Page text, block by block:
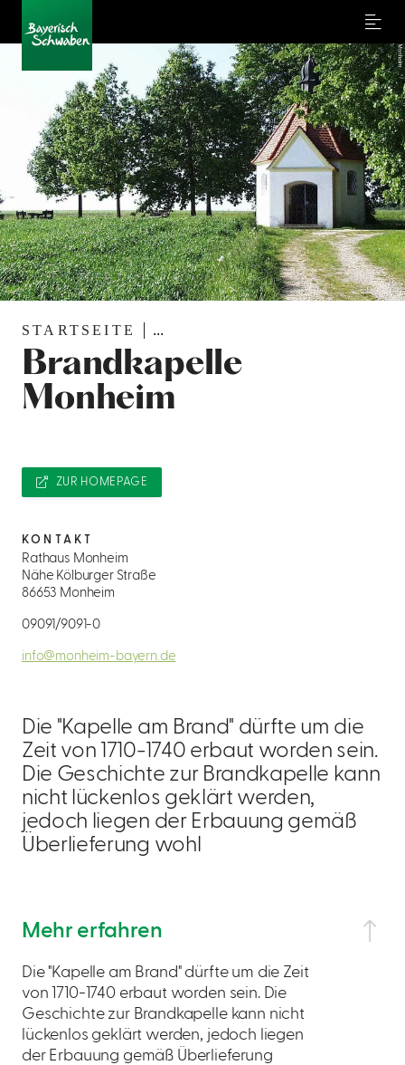
Menu
STARTSEITE ...
Brandkapelle
Monheim
Die "Kapelle am Brand" dürfte um die
Zeit von 1710-1740 erbaut worden sein.
Die Geschichte zur Brandkapelle kann
nicht lückenlos geklärt werden,
jedoch liegen der Erbauung gemäß
Überlieferung wohl
Mehr erfahren
Die "Kapelle am Brand" dürfte um die Zeit
von 1710-1740 erbaut worden sein. Die
Geschichte zur Brandkapelle kann nicht
lückenlos geklärt werden, jedoch liegen
der Erbauung gemäß Überlieferung
ZUR HOMEPAGE
KONTAKT
Rathaus Monheim
Nähe Kölburger Straße
86653 Monheim
09091/9091-0
info@monheim-bayern.de